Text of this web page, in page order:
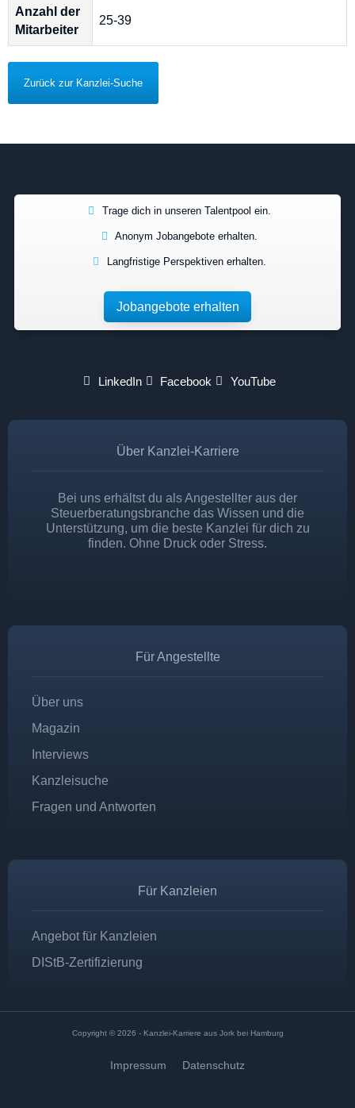
Anzahl der
Mitarbeiter
25-39
Zurück zur Kanzlei-Suche
Trage dich in unseren Talentpool ein.
Anonym Jobangebote erhalten.
Langfristige Perspektiven erhalten.
Jobangebote erhalten
LinkedIn Facebook YouTube
Über Kanzlei-Karriere
Bei uns erhältst du als Angestellter aus der
Steuerberatungsbranche das Wissen und die
Unterstützung, um die beste Kanzlei für dich zu
finden. Ohne Druck oder Stress.
Für Angestellte
Über uns
Magazin
Interviews
Kanzleisuche
Fragen und Antworten
Für Kanzleien
Angebot für Kanzleien
DIStB-Zertifizierung
Copyright © 2026 - Kanzlei-Karriere aus Jork bei Hamburg
Impressum Datenschutz